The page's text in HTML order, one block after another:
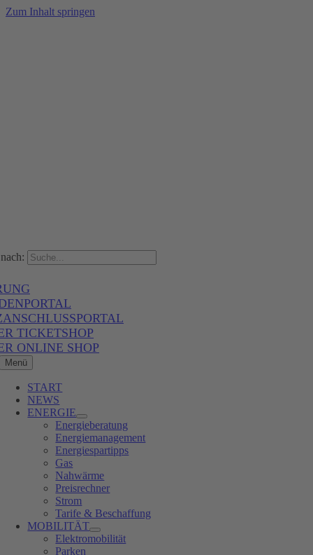
Zum Inhalt springen
TICKETSHOP
ONLINE SHOP
Menü
START
NEWS
ENERGIE
Energieberatung
Energiemanagement
Energiespartipps
Gas
Nahwärme
Preisrechner
Strom
Tarife & Beschaffung
MOBILITÄT
Elektromobilität
Parken